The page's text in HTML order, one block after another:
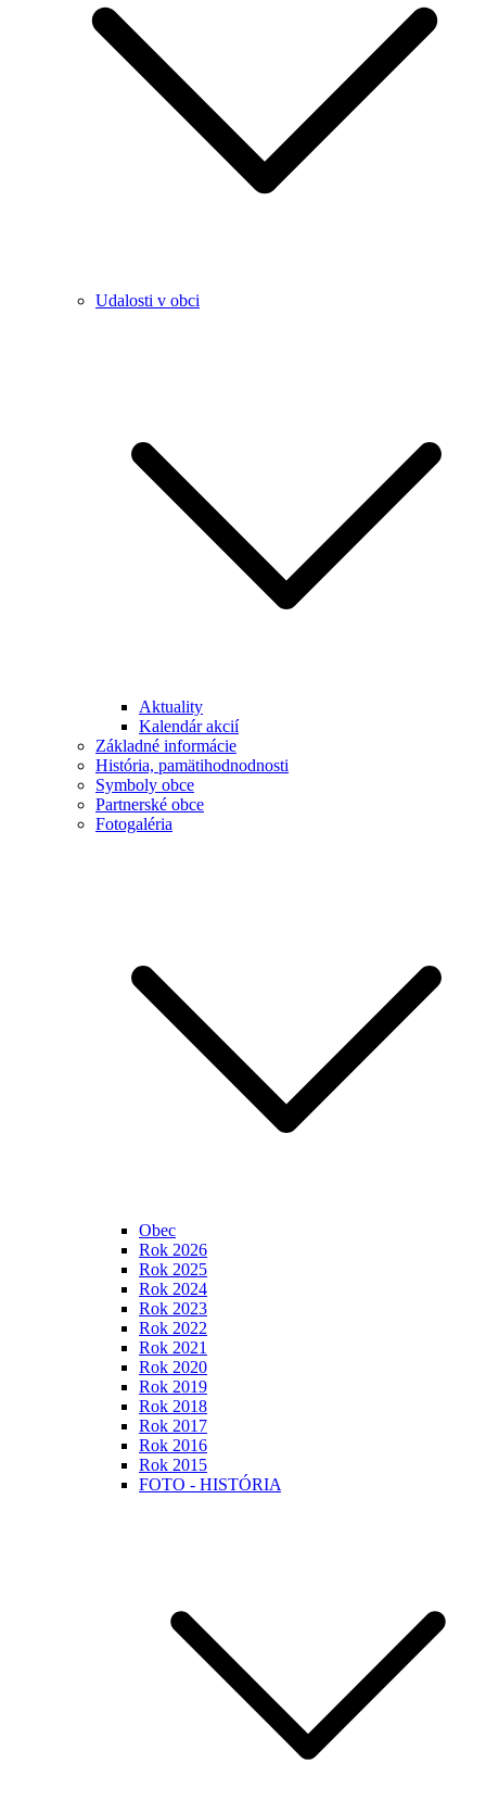
Udalosti v obci
Aktuality
Kalendár akcií
Základné informácie
História, pamätihodnodnosti
Symboly obce
Partnerské obce
Fotogaléria
Obec
Rok 2026
Rok 2025
Rok 2024
Rok 2023
Rok 2022
Rok 2021
Rok 2020
Rok 2019
Rok 2018
Rok 2017
Rok 2016
Rok 2015
FOTO - HISTÓRIA